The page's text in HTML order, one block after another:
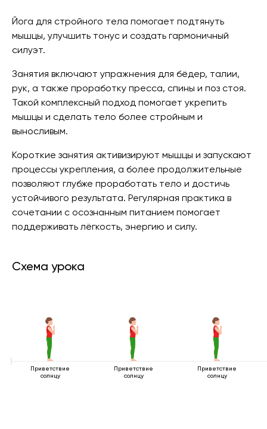
Йога для стройного тела помогает подтянуть
мышцы, улучшить тонус и создать гармоничный
силуэт.
Занятия включают упражнения для бёдер, талии,
рук, а также проработку пресса, спины и поз стоя.
Такой комплексный подход помогает укрепить
мышцы и сделать тело более стройным и
выносливым.
Короткие занятия активизируют мышцы и запускают
процессы укрепления, а более продолжительные
позволяют глубже проработать тело и достичь
устойчивого результата. Регулярная практика в
сочетании с осознанным питанием помогает
поддерживать лёгкость, энергию и силу.
Схема урока
Приветствие
солнцу
Приветствие
солнцу
Приветствие
солнцу